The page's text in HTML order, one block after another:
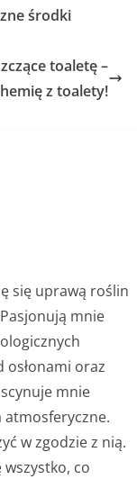
środki
toaletę –
z toalety!
się uprawą roślin
mnie
oraz
mnie
w zgodzie z nią.
co